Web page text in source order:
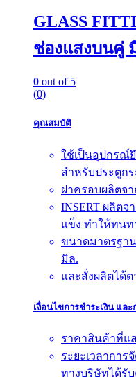
GLASS
ช่องแสงบนคู่
0 out of 5
(0)
คุณสมบัติ
ใช้เป็นอุปกรณ์
สำหรับประตูก
ฝาครอบผลิตจา
INSERT ผลิต
แข็ง ทำให้ทนท
ขนาดมาตรฐา
มิล.
และสั่งผลิตได้
เงื่อนไขการชำระเงิน แล
ราคาสินค้าที่แ
ระยะเวลาการ
ทางบริษัทได้รั